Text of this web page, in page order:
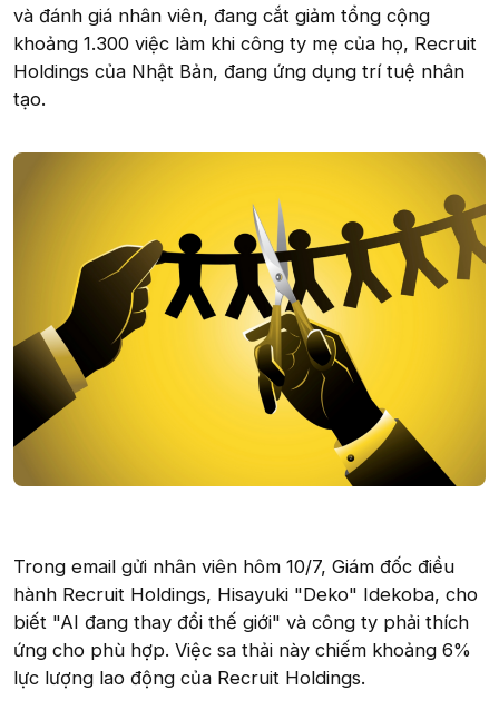
và đánh giá nhân viên, đang cắt giảm tổng cộng
khoảng 1.300 việc làm khi công ty mẹ của họ, Recruit
Holdings của Nhật Bản, đang ứng dụng trí tuệ nhân
tạo.
Trong email gửi nhân viên hôm 10/7, Giám đốc điều
hành Recruit Holdings, Hisayuki "Deko" Idekoba, cho
biết "AI đang thay đổi thế giới" và công ty phải thích
ứng cho phù hợp. Việc sa thải này chiếm khoảng 6%
lực lượng lao động của Recruit Holdings.